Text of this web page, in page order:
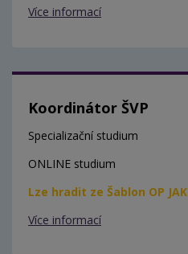
Více informací
Koordinátor ŠVP
Specializační studium
ONLINE studium
Lze hradit ze Šablon OP JAK
Více informací